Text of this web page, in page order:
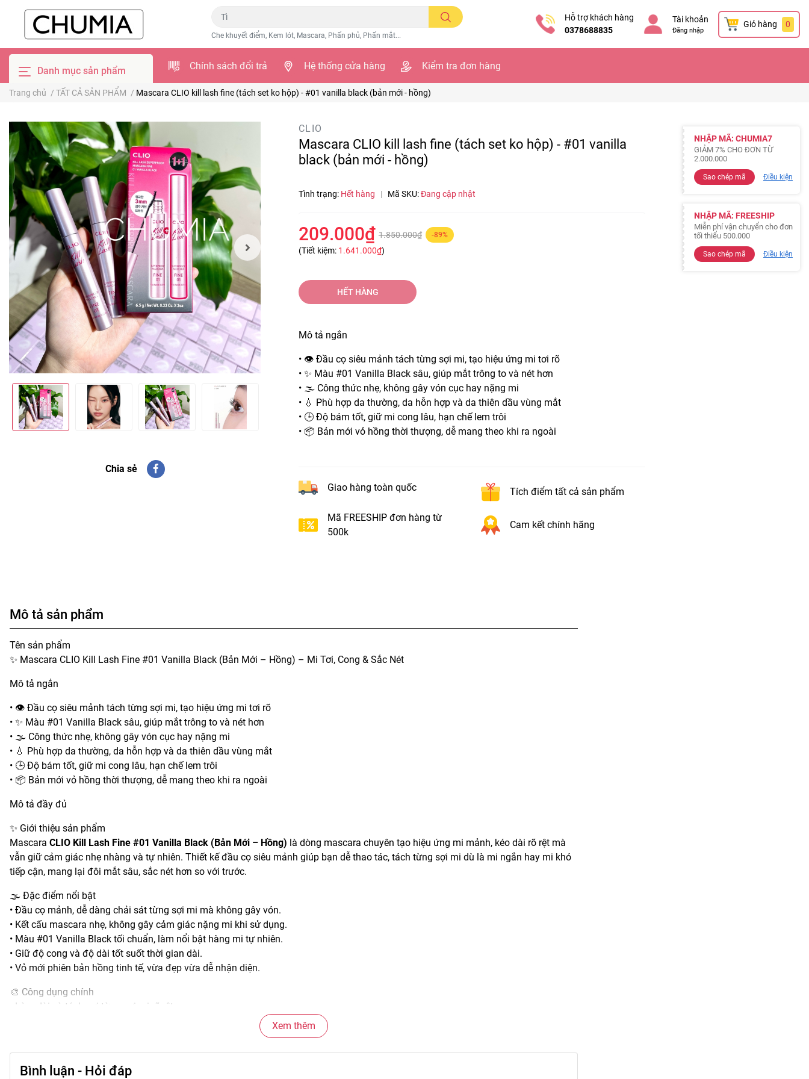
Che khuyết điểm, Kem lót, Mascara, Phấn phủ, Phấn mắt...
Hỗ trợ khách hàng
0378688835
Tài khoản
Đăng nhập
Giỏ hàng 0
Danh mục sản phẩm Chính sách đổi trả Hệ thống cửa hàng Kiểm tra đơn hàng
Trang chủ / TẤT CẢ SẢN PHẨM / Mascara CLIO kill lash fine (tách set ko hộp) - #01 vanilla black (bản mới - hồng)
Chia sẻ
CLIO
Mascara CLIO kill lash fine (tách set ko hộp) - #01 vanilla
black (bản mới - hồng)
Tình trạng: Hết hàng | Mã SKU:Đang cập nhật
209.000₫ 1.850.000₫ -89%
(Tiết kiệm: 1.641.000₫)
HẾT HÀNG
Mô tả ngắn
• 👁️ Đầu cọ siêu mảnh tách từng sợi mi, tạo hiệu ứng mi tơi rõ
• ✨ Màu #01 Vanilla Black sâu, giúp mắt trông to và nét hơn
• 🌫️ Công thức nhẹ, không gây vón cục hay nặng mi
• 💧 Phù hợp da thường, da hỗn hợp và da thiên dầu vùng mắt
• 🕒 Độ bám tốt, giữ mi cong lâu, hạn chế lem trôi
• 📦 Bản mới vỏ hồng thời thượng, dễ mang theo khi ra ngoài
Giao hàng toàn quốc Tích điểm tất cả sản phẩm
Mã FREESHIP đơn hàng từ
500k
Cam kết chính hãng
NHẬP MÃ: CHUMIA7
GIẢM 7% CHO ĐƠN TỪ
2.000.000
Sao chép mã Điều kiện
NHẬP MÃ: FREESHIP
Miễn phí vận chuyển cho đơn
tối thiểu 500.000
Sao chép mã Điều kiện
Mô tả sản phẩm
Tên sản phẩm
✨ Mascara CLIO Kill Lash Fine #01 Vanilla Black (Bản Mới – Hồng) – Mi Tơi, Cong & Sắc Nét
Mô tả ngắn
• 👁️ Đầu cọ siêu mảnh tách từng sợi mi, tạo hiệu ứng mi tơi rõ
• ✨ Màu #01 Vanilla Black sâu, giúp mắt trông to và nét hơn
• 🌫️ Công thức nhẹ, không gây vón cục hay nặng mi
• 💧 Phù hợp da thường, da hỗn hợp và da thiên dầu vùng mắt
• 🕒 Độ bám tốt, giữ mi cong lâu, hạn chế lem trôi
• 📦 Bản mới vỏ hồng thời thượng, dễ mang theo khi ra ngoài
Mô tả đầy đủ
✨ Giới thiệu sản phẩm
Mascara CLIO Kill Lash Fine #01 Vanilla Black (Bản Mới – Hồng) là dòng mascara chuyên tạo hiệu ứng mi mảnh, kéo dài rõ rệt mà
vẫn giữ cảm giác nhẹ nhàng và tự nhiên. Thiết kế đầu cọ siêu mảnh giúp bạn dễ thao tác, tách từng sợi mi dù là mi ngắn hay mi khó
tiếp cận, mang lại đôi mắt sâu, sắc nét hơn so với trước.
🌫️ Đặc điểm nổi bật
• Đầu cọ mảnh, dễ dàng chải sát từng sợi mi mà không gây vón.
• Kết cấu mascara nhẹ, không gây cảm giác nặng mi khi sử dụng.
• Màu #01 Vanilla Black tối chuẩn, làm nổi bật hàng mi tự nhiên.
• Giữ độ cong và độ dài tốt suốt thời gian dài.
• Vỏ mới phiên bản hồng tinh tế, vừa đẹp vừa dễ nhận diện.
🎨 Công dụng chính
• Làm dài và tách sợi từng sợi mi rõ rệt.
• Tăng độ cong, giúp đôi mắt trông mở rộng và tươi tắn hơn.
• Giúp tổng thể gương mặt trông sắc nét, cuốn hút hơn.
• Phù hợp trang điểm nhẹ nhàng hoặc makeup đậm khi cần.
Xem thêm
Bình luận - Hỏi đáp